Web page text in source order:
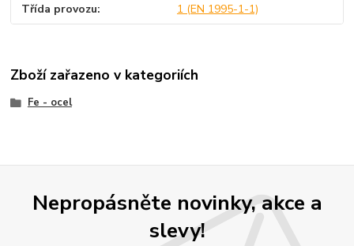
Třída provozu 1 (EN 1995-1-1)
Zboží zařazeno v kategoriích
Fe - ocel
Nepropásněte novinky, akce a
slevy!